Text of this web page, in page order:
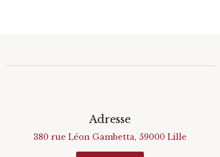
Adresse
380 rue Léon Gambetta, 59000 Lille